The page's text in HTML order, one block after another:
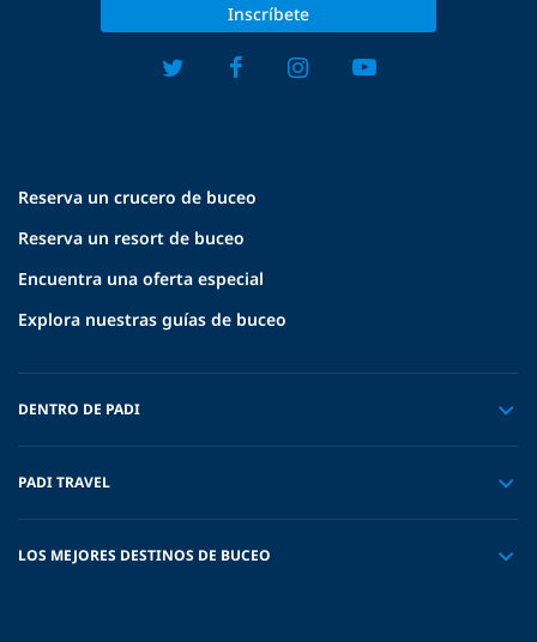
Reserva un crucero de buceo
Reserva un resort de buceo
Encuentra una oferta especial
Explora nuestras guías de buceo
DENTRO DE PADI
PADI TRAVEL
LOS MEJORES DESTINOS DE BUCEO
Inscríbete